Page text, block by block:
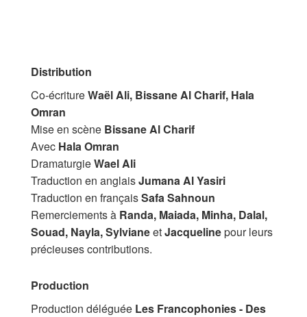
Distribution
Co-écritureWaël Ali, Bissane Al Charif, Hala
Omran
Mise en scène Bissane Al Charif
Avec Hala Omran
DramaturgieWael Ali
Traduction en anglaisJumana Al Yasiri
Traduction en françaisSafa Sahnoun
Remerciements à Randa, Maiada, Minha, Dalal,
Souad, Nayla, SylvianeetJacquelinepour leurs
précieuses contributions.
Production
Production déléguée Les Francophonies - Des